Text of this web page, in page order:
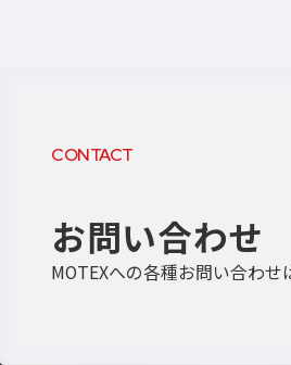
CONTACT
お問い合わせ
MOTEXへの各種お問い合わせ